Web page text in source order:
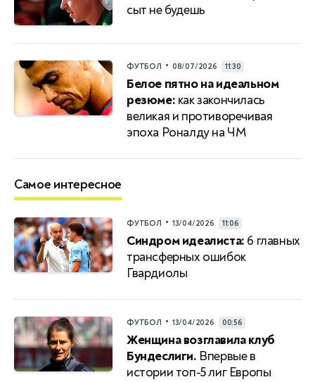
сыт не будешь
ФУТБОЛ • 08/07/2026 11:30
Белое пятно на идеальном
резюме: как закончилась
великая и противоречивая
эпоха Роналду на ЧМ
Самое интересное
ФУТБОЛ • 13/04/2026 11:06
Синдром идеалиста: 6 главных
трансферных ошибок
Гвардиолы
ФУТБОЛ • 13/04/2026 00:56
Женщина возглавила клуб
Бундеслиги. Впервые в
истории топ-5 лиг Европы